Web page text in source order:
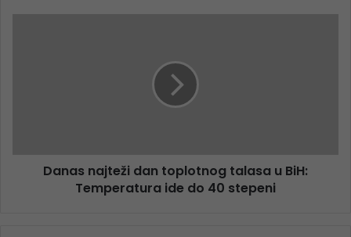
Danas najteži dan toplotnog talasa u BiH:
Temperatura ide do 40 stepeni